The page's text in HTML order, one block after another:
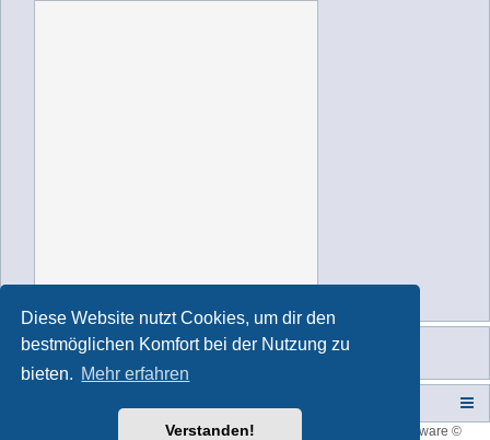
Diese Website nutzt Cookies, um dir den
bestmöglichen Komfort bei der Nutzung zu
bieten. Mehr erfahren
Verstanden!
forum tricolor,Powered by
® Forum Software ©